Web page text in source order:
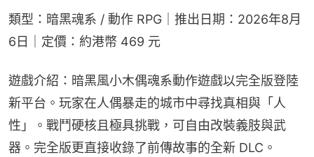
類型：暗黑魂系 / 動作 RPG｜推出日期：2026年8月
6日｜定價：約港幣 469 元
遊戲介紹：暗黑風小木偶魂系動作遊戲以完全版登陸
新平台。玩家在人偶暴走的城市中尋找真相與「人
性」。戰鬥硬核且極具挑戰，可自由改裝義肢與武
器。完全版更直接收錄了前傳故事的全新 DLC。